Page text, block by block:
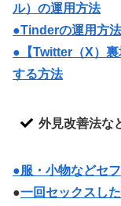
ル）の運用方法
●Tinderの運用方法
●【Twitter（X）
する方法
外見改善法な
●服・小物などセ
●一回セックスし